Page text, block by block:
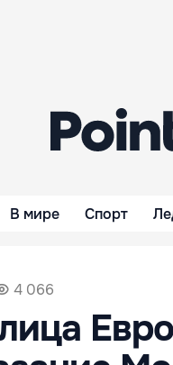
В мире Спорт
4 066